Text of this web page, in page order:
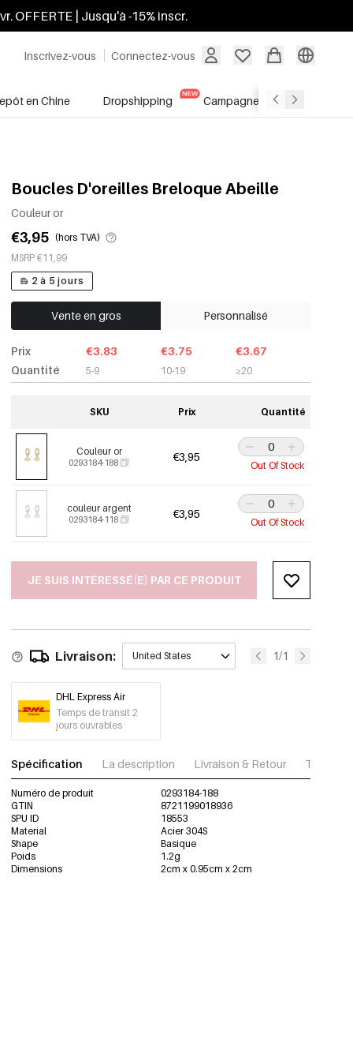
OFFERTE | Jusqu'à -15% inscr.
Inscrivez-vous Connectez-vous
en Chine Dropshipping Campagnes Soldes
Boucles D'oreilles Breloque Abeille
Couleur or
€3,95 (hors TVA)
MSRP €11,99
2 à 5 jours
Vente en gros Personnalisé
Prix
Quantité
€3.83
5-9
€3.75
10-19
€3.67
≥20
SKU Prix Quantité
Couleur or
0293184-188 €3,95
Out Of Stock
couleur argent
0293184-118 €3,95
Out Of Stock
JE SUIS INTÉRESSÉ(E) PAR CE PRODUIT
Livraison: United States 1/1
DHL Express Air
Temps de transit 2
jours ouvrables
Spécification La description Livraison & Retour
Numéro de produit
0293184-188
GTIN
8721199018936
SPU ID
18553
Material
Acier 304S
Shape
Basique
Poids
1.2g
Dimensions
2cm x 0.95cm x 2cm